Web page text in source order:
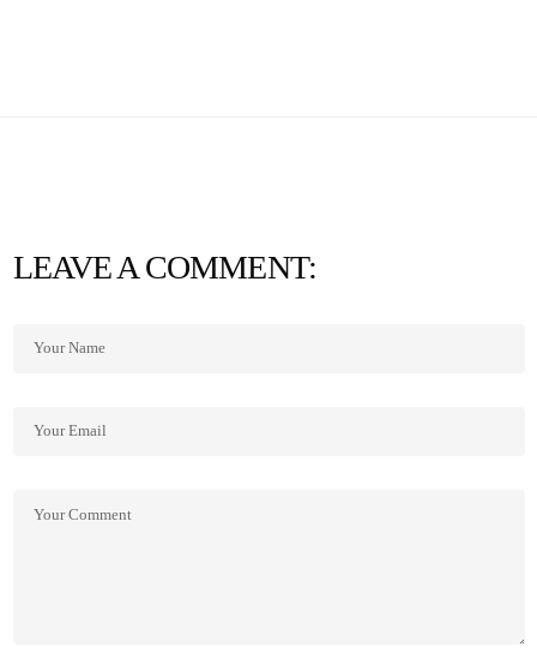
LEAVE A COMMENT: